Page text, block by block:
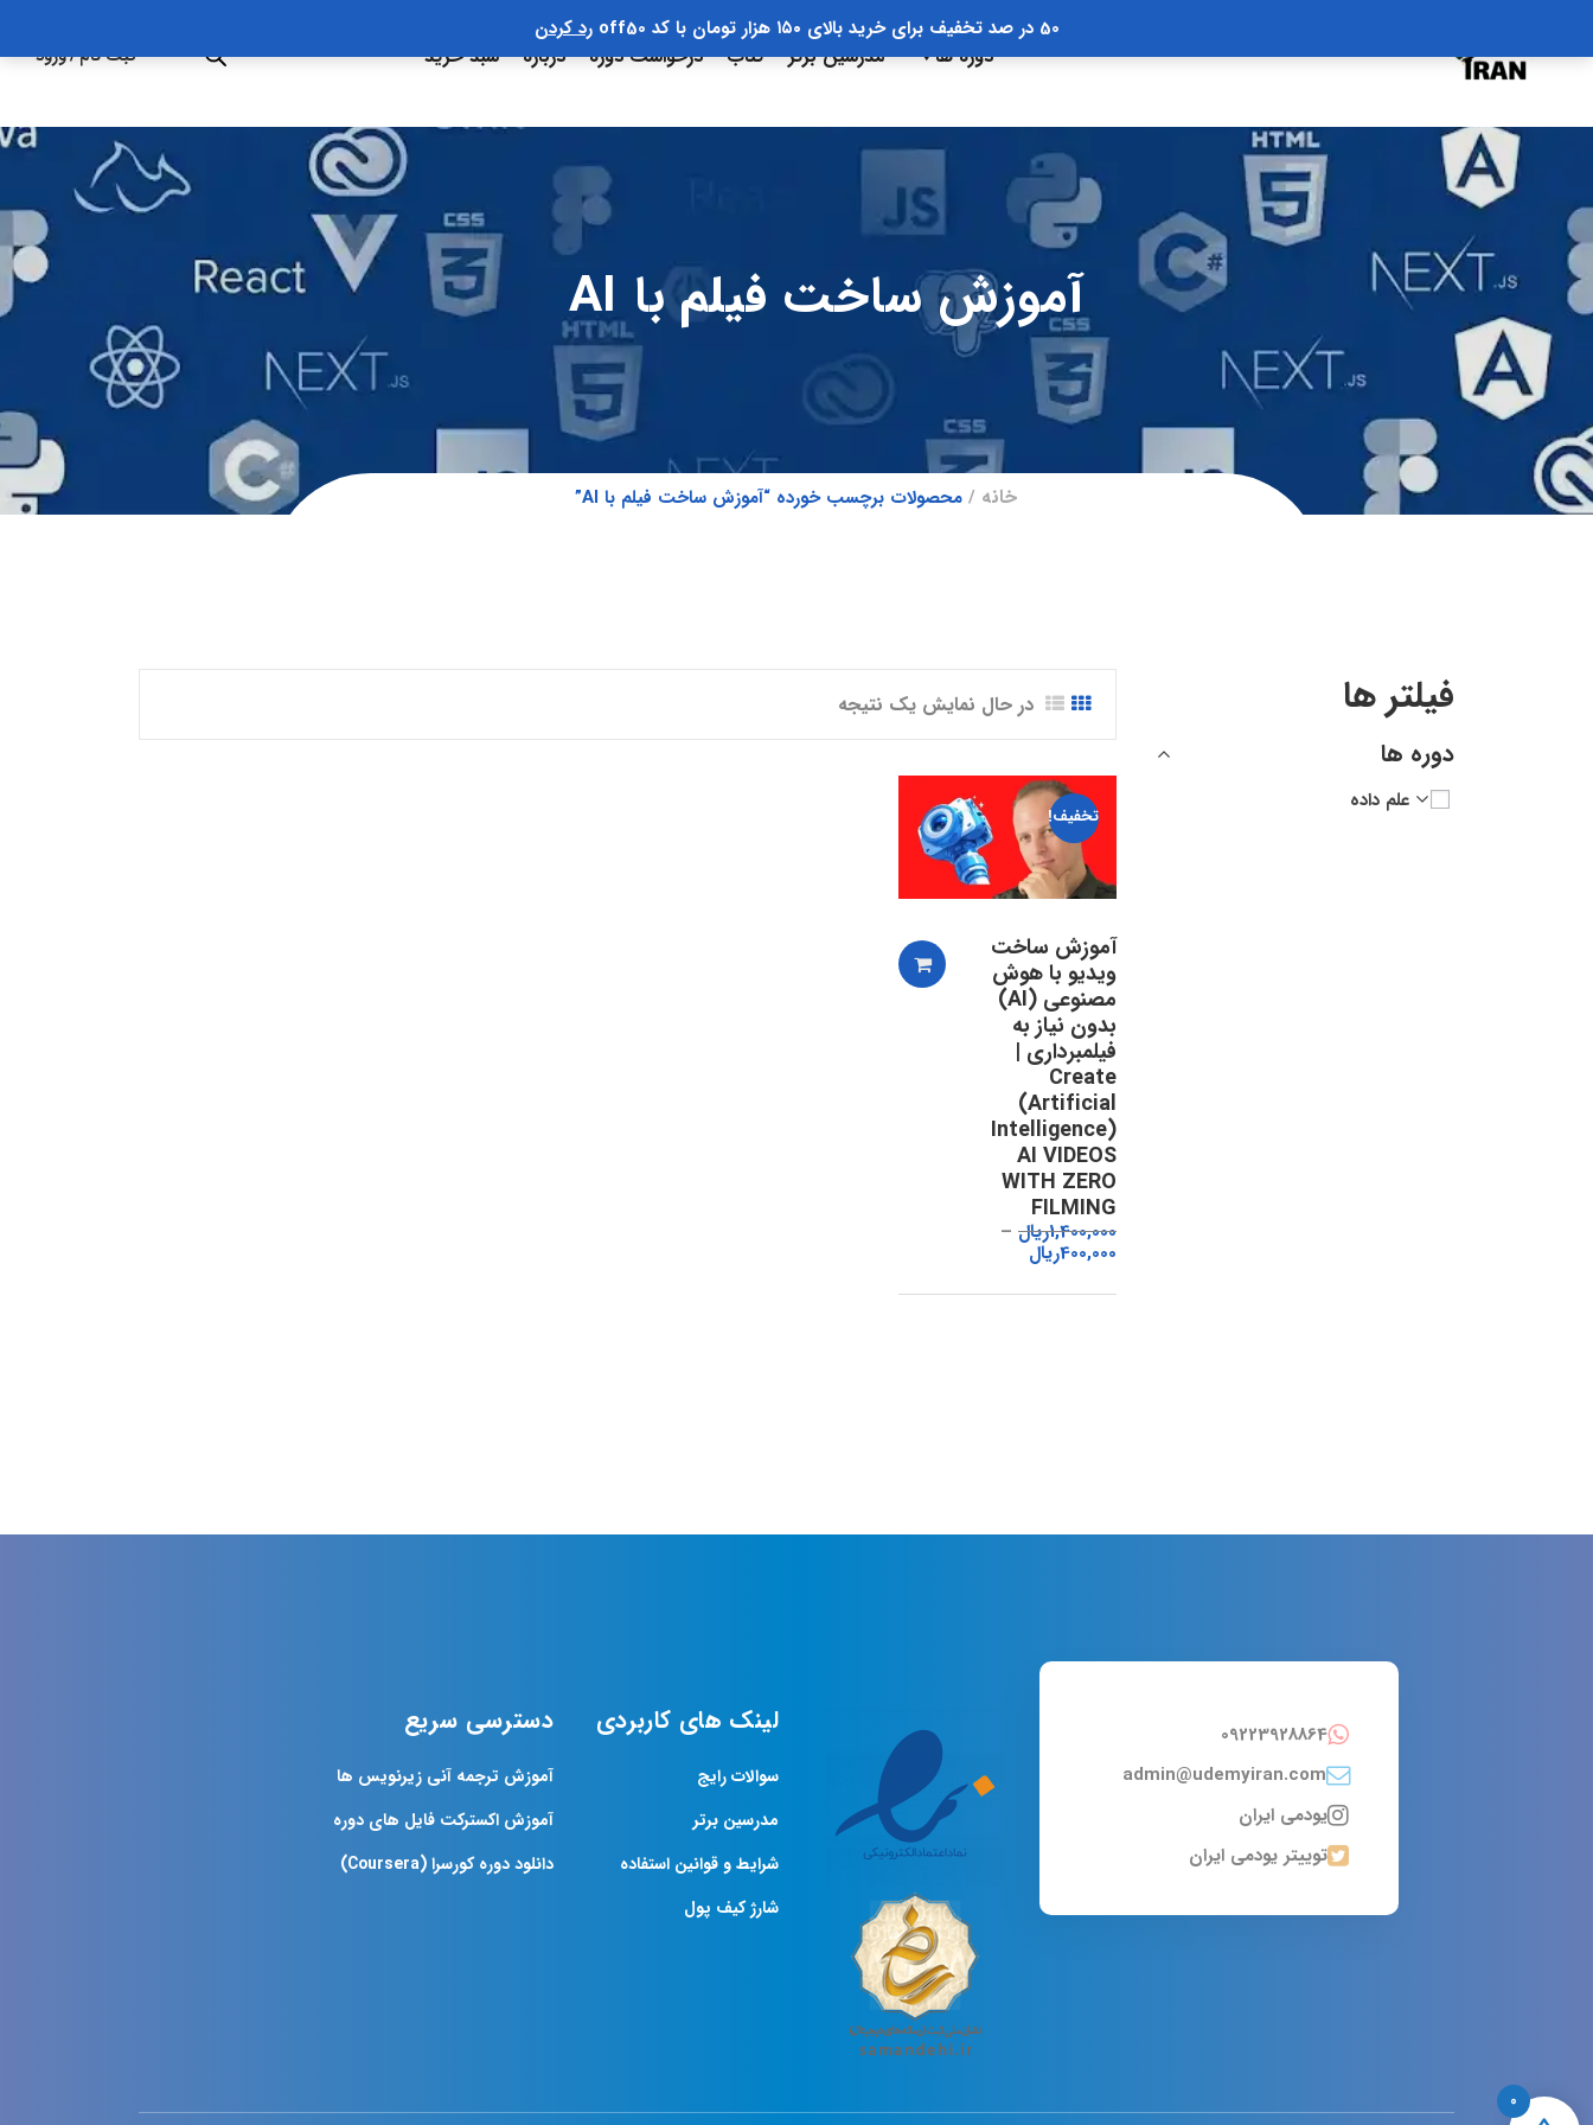
50 در صد تخفیف برای خرید بالای ۱۵۰ هزار تومان با کد off50 رد کردن
0
دوره ها مدرسین برتر کتاب درخواست دوره درباره سبد خرید ثبت نام/ورود
آموزش ساخت فیلم با AI
خانه محصولات برچسب خورده “آموزش ساخت فیلم با AI”
در حال نمایش یک نتیجه
تخفیف!
آموزش ساخت
ویدیو با هوش
مصنوعی (AI)
بدون نیاز به
فیلمبرداری |
Create
(Artificial
Intelligence)
AI VIDEOS
WITH ZERO
FILMING
1,400,000ریال
400,000ریال
فیلتر ها
دوره ها
علم داده
09223928864
admin@udemyiran.com
یودمی ایران
توییتر یودمی ایران
لینک های کاربردی
سوالات رایج
مدرسین برتر
شرایط و قوانین استفاده
شارژ کیف پول
دسترسی سریع
آموزش ترجمه آنی زیرنویس ها
آموزش اکسترکت فایل های دوره
دانلود دوره کورسرا (Coursera)